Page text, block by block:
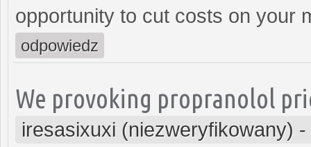
opportunity to cut costs on your
odpowiedz
We provoking propranolol
iresasixuxi (niezweryfikowany) -